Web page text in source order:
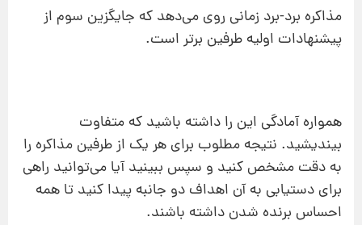
مذاکره برد-برد زمانی روی می‌دهد که جایگزین سوم از
پیشنهادات اولیه طرفین برتر است.
همواره آمادگی این را داشته باشید که متفاوت
بیندیشید. نتیجه مطلوب برای هر یک از طرفین مذاکره را
به دقت مشخص کنید و سپس ببینید آیا می‌توانید راهی
برای دستیابی به آن اهداف دو جانبه پیدا کنید تا همه
احساس برنده شدن داشته باشند.